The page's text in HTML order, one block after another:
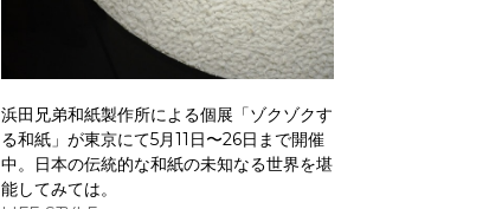
浜田兄弟和紙製作所による個展「ゾクゾクす
る和紙」が東京にて5月11日〜26日まで開催
中。日本の伝統的な和紙の未知なる世界を堪
能してみては。